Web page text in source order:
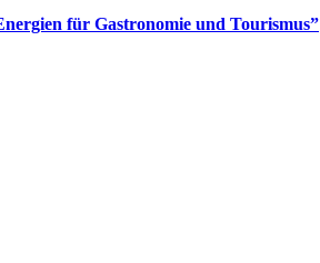
für Gastronomie und Tourismus”